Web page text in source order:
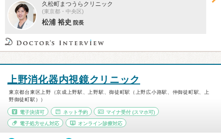
久松町まつうらクリニック
(東京都・中央区)
松浦 裕史 院長
上野消化器内視鏡クリニック
東京都台東区上野（京成上野駅、上野駅、御徒町駅（上野広小路駅、仲御徒町駅、上
野御徒町駅））
電子決済可 ネット予約 マイナ受付 (スマホ可)
電子処方せん対応 オンライン診療対応